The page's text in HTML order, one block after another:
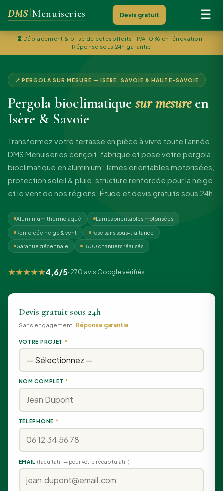
DMS Menuiseries Devis gratuit ☰
⏳ Déplacement & prise de cotes offerts · TVA 10 % en rénovation ·
Réponse sous 24h garantie
📍 PERGOLA SUR MESURE — ISÈRE, SAVOIE & HAUTE-SAVOIE
Pergola bioclimatique sur mesureen
Isère & Savoie
Transformez votre terrasse en pièce à vivre toute l'année.
DMS Menuiseries conçoit, fabrique et pose votre pergola
bioclimatique en aluminium : lames orientables motorisées,
protection soleil & pluie, structure renforcée pour la neige
et le vent de nos régions. Étude et devis gratuits sous 24h.
Aluminium thermolaqué Lames orientables motorisées
Renforcée neige & vent Pose sans sous-traitance
Garantie décennale 1 500 chantiers réalisés
★★★★★4,6/5· 270 avis Google vérifiés
Devis gratuit sous 24h
Sans engagement · Réponse garantie
VOTRE PROJET *
NOM COMPLET *
TÉLÉPHONE *
EMAIL (facultatif — pour votre récapitulatif)